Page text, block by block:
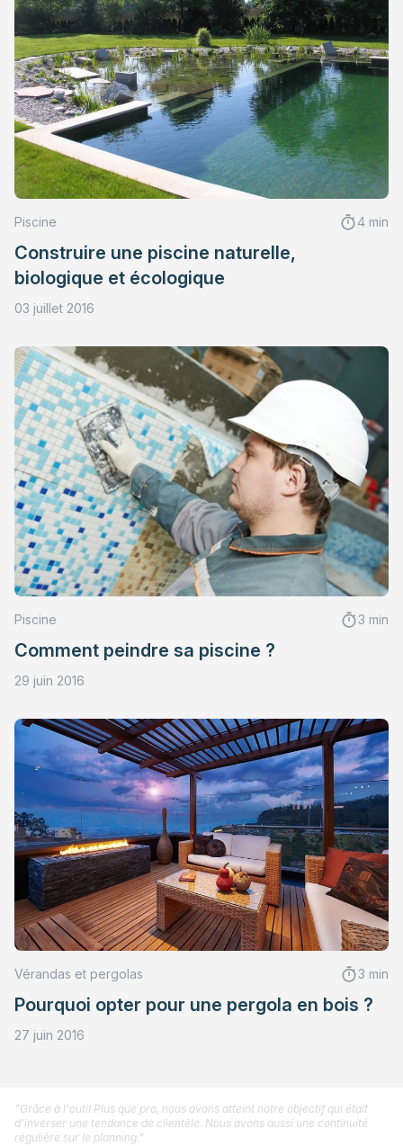
Piscine 4 min
Construire une piscine naturelle,
biologique et écologique
03 juillet 2016
Piscine 3 min
Comment peindre sa piscine ?
29 juin 2016
Vérandas et pergolas 3 min
Pourquoi opter pour une pergola en bois ?
27 juin 2016
"Grâce à l'outil Plus que pro, nous avons atteint notre objectif qui était
d'inverser une tendance de clientèle. Nous avons aussi une continuité
régulière sur le planning."